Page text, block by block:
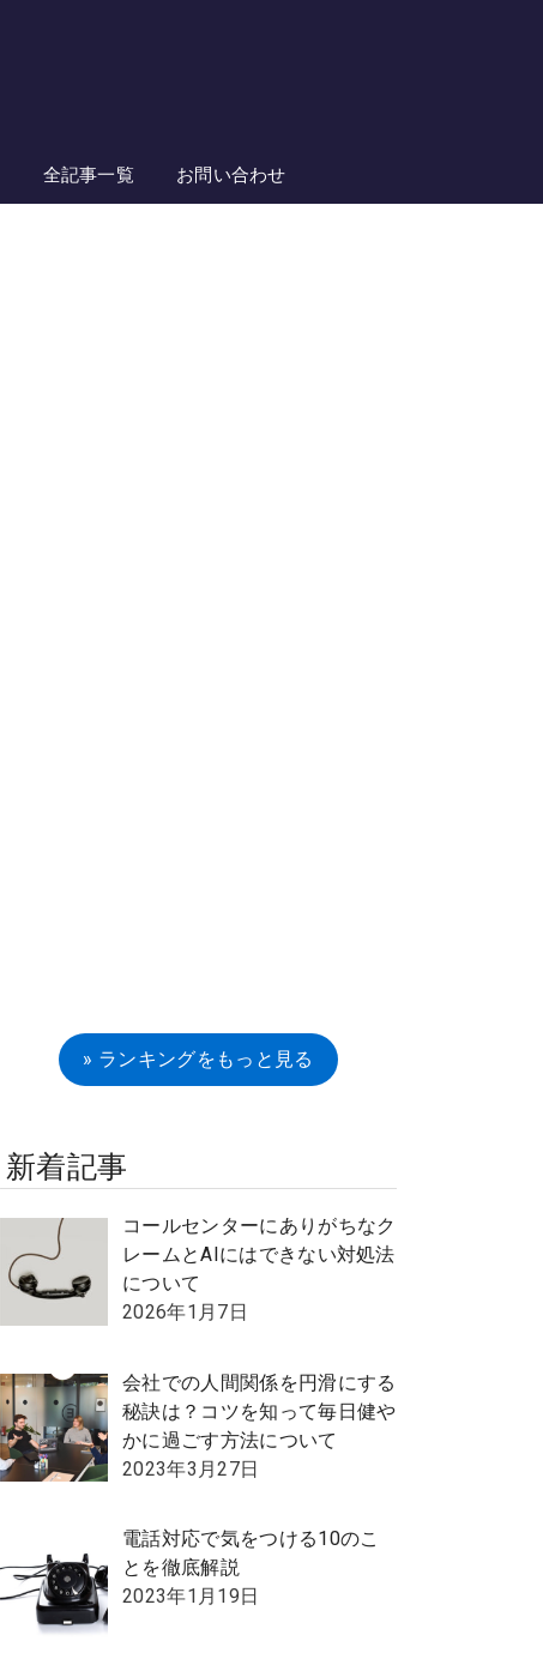
全記事一覧 お問い合わせ
» ランキングをもっと見る
新着記事
コールセンターにありがちなク
レームとAIにはできない対処法
について
2026年1月7日
会社での人間関係を円滑にする
秘訣は？コツを知って毎日健や
かに過ごす方法について
2023年3月27日
電話対応で気をつける10のこ
とを徹底解説
2023年1月19日